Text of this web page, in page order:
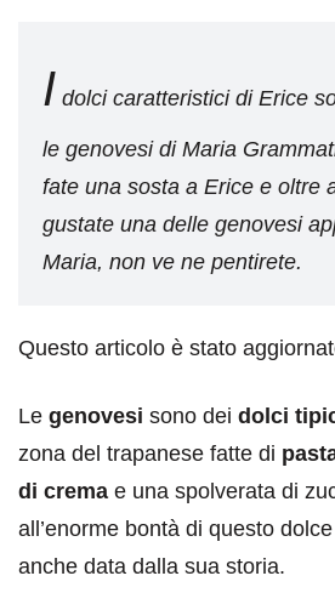
I dolci caratteristici di Erice
le genovesi di Maria
fate una sosta a Erice e oltre
gustate una delle genovesi
Maria, non ve ne pentirete.
Questo articolo è stato
Le genovesi sono dei dolci
zona del trapanese fatte di
di crema e una spolverata di
all’enorme bontà di questo
anche data dalla sua storia.